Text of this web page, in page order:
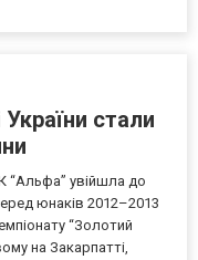
стали
“Альфа” увійшла до
юнаків 2012–2013
“Золотий
на Закарпатті,